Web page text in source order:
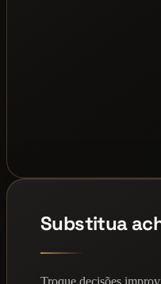
Substitua
Troque decisões